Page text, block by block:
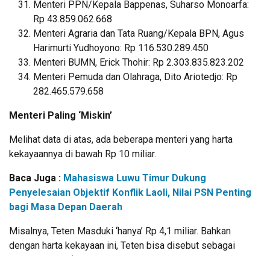
Menteri PPN/Kepala Bappenas, Suharso Monoarfa:
Rp 43.859.062.668
Menteri Agraria dan Tata Ruang/Kepala BPN, Agus
Harimurti Yudhoyono: Rp 116.530.289.450
Menteri BUMN, Erick Thohir: Rp 2.303.835.823.202
Menteri Pemuda dan Olahraga, Dito Ariotedjo: Rp
282.465.579.658
Menteri Paling ‘Miskin’
Melihat data di atas, ada beberapa menteri yang harta
kekayaannya di bawah Rp 10 miliar.
Baca Juga : Mahasiswa Luwu Timur Dukung
Penyelesaian Objektif Konflik Laoli, Nilai PSN Penting
bagi Masa Depan Daerah
Misalnya, Teten Masduki ‘hanya’ Rp 4,1 miliar. Bahkan
dengan harta kekayaan ini, Teten bisa disebut sebagai